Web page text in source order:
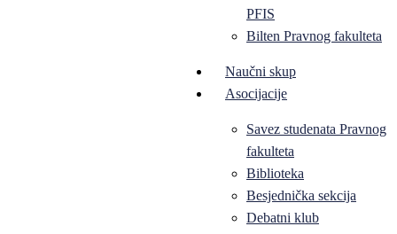
PFIS
Bilten Pravnog fakulteta
Naučni skup
Asocijacije
Savez studenata Pravnog
fakulteta
Biblioteka
Besjednička sekcija
Debatni klub